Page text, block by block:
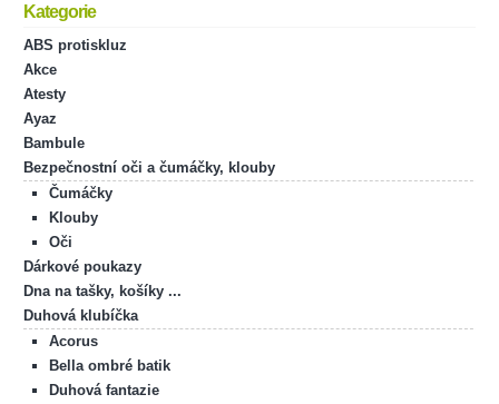
Kategorie
ABS protiskluz
Akce
Atesty
Ayaz
Bambule
Bezpečnostní oči a čumáčky, klouby
Čumáčky
Klouby
Oči
Dárkové poukazy
Dna na tašky, košíky ...
Duhová klubíčka
Acorus
Bella ombré batik
Duhová fantazie